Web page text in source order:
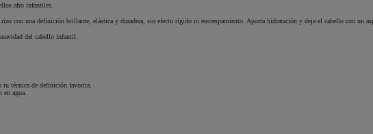
afro infantiles.
con una definición brillante, elástica y duradera, sin efecto rígido ni encrespamiento. Aporta hidratación y deja el cabello con un
del cabello infantil.
técnica de definición favorita.
agua.